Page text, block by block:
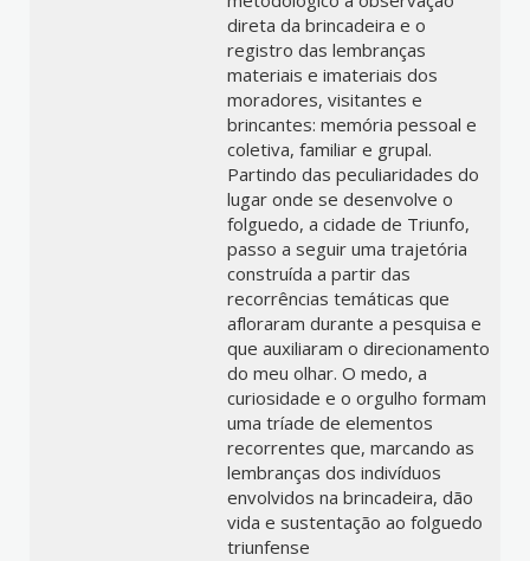
direta da brincadeira e o
registro das lembranças
materiais e imateriais dos
moradores, visitantes e
brincantes: memória pessoal e
coletiva, familiar e grupal.
Partindo das peculiaridades do
lugar onde se desenvolve o
folguedo, a cidade de Triunfo,
passo a seguir uma trajetória
construída a partir das
recorrências temáticas que
afloraram durante a pesquisa e
que auxiliaram o direcionamento
do meu olhar. O medo, a
curiosidade e o orgulho formam
uma tríade de elementos
recorrentes que, marcando as
lembranças dos indivíduos
envolvidos na brincadeira, dão
vida e sustentação ao folguedo
triunfense